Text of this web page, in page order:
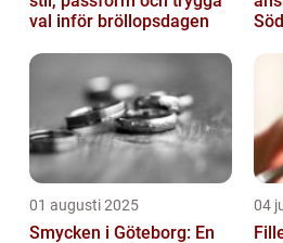
val inför bröllopsdagen
01 augusti 2025
Smycken i Göteborg: En
04